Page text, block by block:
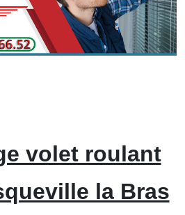
volet roulant
la Bras